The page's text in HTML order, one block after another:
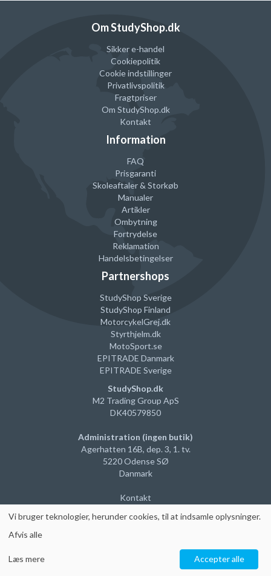
Om StudyShop.dk
Sikker e-handel
Cookiepolitik
Cookie indstillinger
Privatlivspolitik
Fragtpriser
Om StudyShop.dk
Kontakt
Information
FAQ
Prisgaranti
Skoleaftaler & Storkøb
Manualer
Artikler
Ombytning
Fortrydelse
Reklamation
Handelsbetingelser
Partnershops
StudyShop Sverige
StudyShop Finland
MotorcykelGrej.dk
Styrthjelm.dk
MotoSport.se
EPITRADE Danmark
EPITRADE Sverige
StudyShop.dk
M2 Trading Group ApS
DK40579850
Administration (ingen butik)
Agerhatten 16B, dep. 3, 1. tv.
5220 Odense SØ
Danmark
Kontakt
Vibruger teknologier, herunder cookies, til at indsamle oplysninger.
Afvis alle
Læs mere Accepter alle